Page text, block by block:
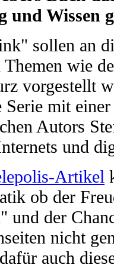
und Wissen
sollen an
Themen wie
vorgestellt
Serie mit
Autors
und
Artikel
ob der
und der
nicht
auch